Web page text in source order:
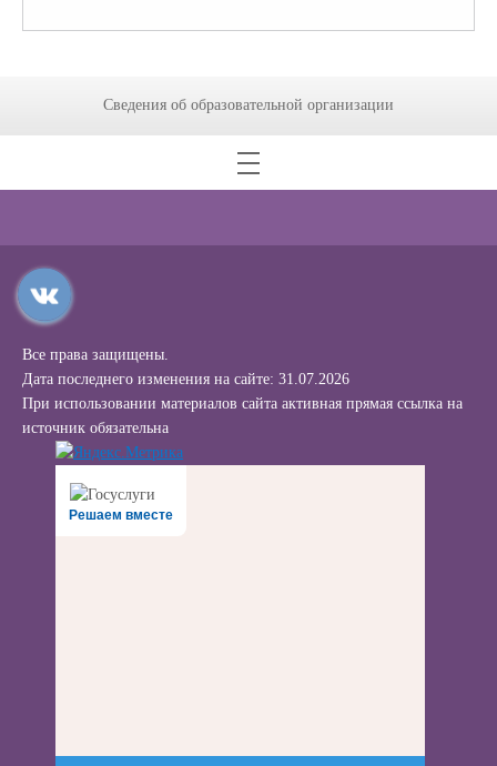
Сведения об образовательной организации
Все права защищены.
Дата последнего изменения на сайте: 31.07.2026
При использовании материалов сайта активная прямая ссылка на
источник обязательна
Решаем вместе